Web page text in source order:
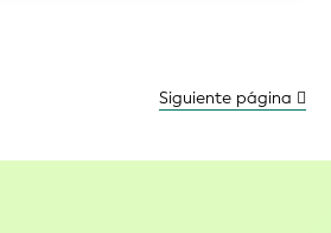
Siguiente página